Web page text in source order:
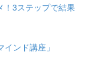
！3ステップで結果
ンド講座」